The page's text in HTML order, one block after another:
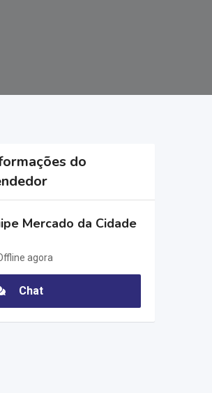
do
Mercado da Cidade
agora
Chat